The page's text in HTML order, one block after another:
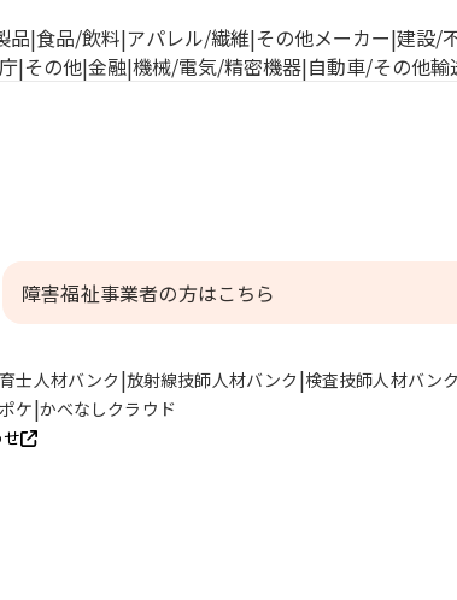
品 食品/飲料 アパレル/繊維 その他メーカー 建設/
その他 金融 機械/電気/精密機器 自動車/その他輸
障害福祉事業者の方はこちら
士人材バンク 放射線技師人材バンク 検査技師人材バンク
ケ かべなしクラウド